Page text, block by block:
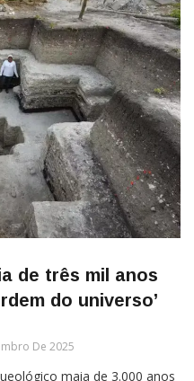
Monteiro, foi destaque na
de três mil anos
do universo’
De 2025
maia de 3.000 anos